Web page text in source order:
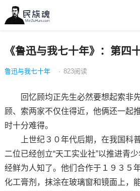
《鲁迅与我七十年》：第
鲁迅与我七十年 · 823阅读
回忆顾均正先生必然要想起索非先
顾、索两家不仅住得近，他俩还一起
时十分难得。
上世纪３０年代后期，在我国科普
二位已经创立“天工实业社”以推进青
经鲜为人知了。他们合作于１９３５
化工膏剂，抹涂在玻璃窗和镜面上，